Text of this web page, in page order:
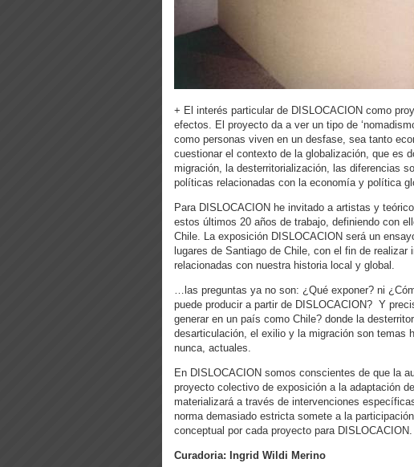
+ El interés particular de DISLOCACION como
efectos. El proyecto da a ver un tipo de
como personas viven en un desfase, sea tanto
cuestionar el contexto de la globalización, que es
migración, la desterritorialización, las diferencias
políticas relacionadas con la economía y política
Para DISLOCACION he invitado a artistas y
estos últimos 20 años de trabajo, definiendo con
Chile. La exposición DISLOCACION será un
lugares de Santiago de Chile, con el fin de
relacionadas con nuestra historia local y global.
…las preguntas ya no son: ¿Qué exponer? ni
puede producir a partir de DISLOCACION? Y
generar en un país como Chile? donde la
desarticulación, el exilio y la migración son temas
nunca, actuales.
En DISLOCACION somos conscientes de que la
proyecto colectivo de exposición a la adaptación
materializará a través de intervenciones
norma demasiado estricta somete a la
conceptual por cada proyecto para DISLOCACION.
Curadoria: Ingrid Wildi Merino